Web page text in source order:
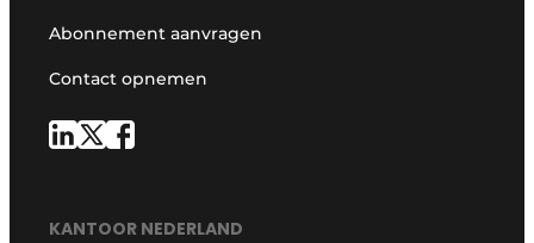
Abonnement aanvragen
Contact opnemen
KANTOOR NEDERLAND